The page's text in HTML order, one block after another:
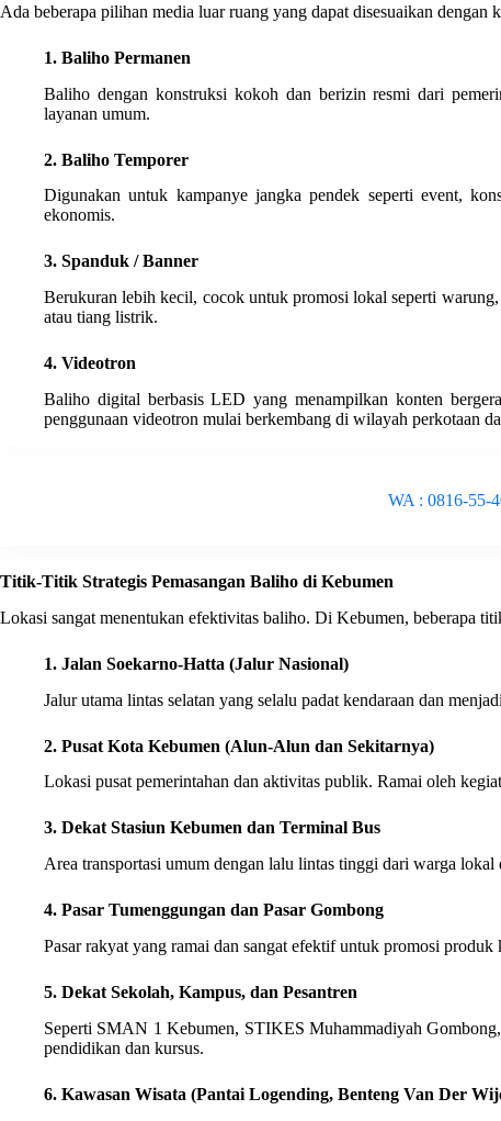
Ada beberapa pilihan media luar ruang yang dapat disesuaikan dengan
1. Baliho Permanen
Baliho dengan konstruksi kokoh dan berizin resmi dari
layanan umum.
2. Baliho Temporer
Digunakan untuk kampanye jangka pendek seperti event,
ekonomis.
3. Spanduk / Banner
Berukuran lebih kecil, cocok untuk promosi lokal seperti
atau tiang listrik.
4. Videotron
Baliho digital berbasis LED yang menampilkan konten
penggunaan videotron mulai berkembang di wilayah perkotaan
WA : 0816-55-
Titik-Titik Strategis Pemasangan Baliho di Kebumen
Lokasi sangat menentukan efektivitas baliho. Di Kebumen, beberapa
1. Jalan Soekarno-Hatta (Jalur Nasional)
Jalur utama lintas selatan yang selalu padat kendaraan dan
2. Pusat Kota Kebumen (Alun-Alun dan Sekitarnya)
Lokasi pusat pemerintahan dan aktivitas publik. Ramai oleh
3. Dekat Stasiun Kebumen dan Terminal Bus
Area transportasi umum dengan lalu lintas tinggi dari warga lokal
4. Pasar Tumenggungan dan Pasar Gombong
Pasar rakyat yang ramai dan sangat efektif untuk promosi produk
5. Dekat Sekolah, Kampus, dan Pesantren
Seperti SMAN 1 Kebumen, STIKES Muhammadiyah
pendidikan dan kursus.
6. Kawasan Wisata (Pantai Logending, Benteng Van Der